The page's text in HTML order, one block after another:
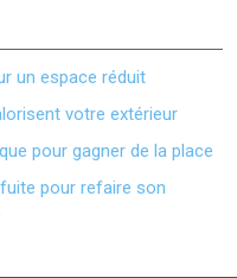
un espace réduit
votre extérieur
pour gagner de la place
fuite pour refaire son